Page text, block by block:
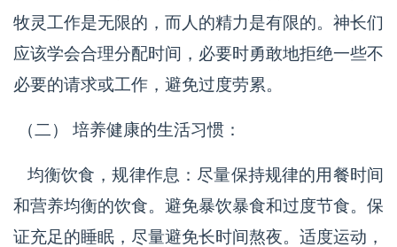
牧灵工作是无限的，而人的精力是有限的。神长们
应该学会合理分配时间，必要时勇敢地拒绝一些不
必要的请求或工作，避免过度劳累。
（二） 培养健康的生活习惯：
均衡饮食，规律作息：尽量保持规律的用餐时间
和营养均衡的饮食。避免暴饮暴食和过度节食。保
证充足的睡眠，尽量避免长时间熬夜。适度运动，